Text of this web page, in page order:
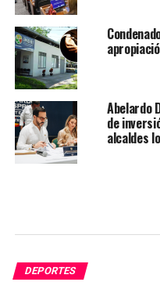
Abelardo
de
alcaldes
DEPORTES